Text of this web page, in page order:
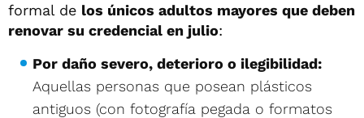
formal de los únicos adultos mayores que deben
renovar su credencial en julio:
Por daño severo, deterioro o ilegibilidad:
Aquellas personas que posean plásticos
antiguos (con fotografía pegada o formatos